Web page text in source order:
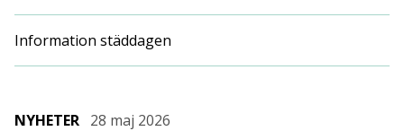
Information städdagen
NYHETER 28 maj 2026